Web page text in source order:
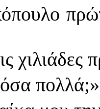
χιλιάδες
πολλά;»